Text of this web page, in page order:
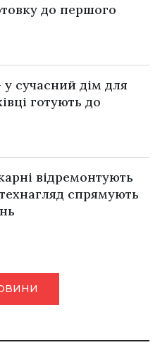
до першого
у сучасний дім для
готують до
відремонтують
спрямують